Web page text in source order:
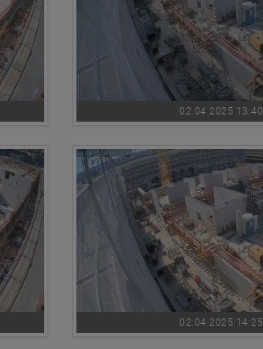
02.04.2025 13:40
02.04.2025 14:25